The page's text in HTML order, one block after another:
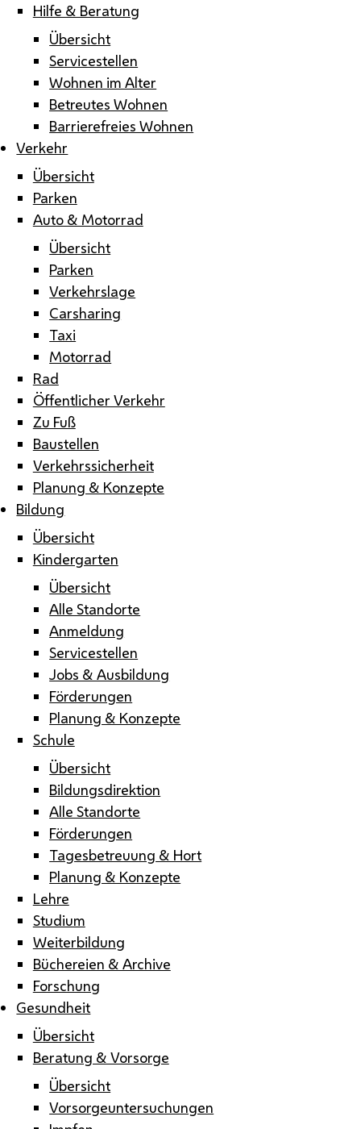
Hilfe & Beratung
Übersicht
Servicestellen
Wohnen im Alter
Betreutes Wohnen
Barrierefreies Wohnen
Verkehr
Übersicht
Parken
Auto & Motorrad
Übersicht
Parken
Verkehrslage
Carsharing
Taxi
Motorrad
Rad
Öffentlicher Verkehr
Zu Fuß
Baustellen
Verkehrssicherheit
Planung & Konzepte
Bildung
Übersicht
Kindergarten
Übersicht
Alle Standorte
Anmeldung
Servicestellen
Jobs & Ausbildung
Förderungen
Planung & Konzepte
Schule
Übersicht
Bildungsdirektion
Alle Standorte
Förderungen
Tagesbetreuung & Hort
Planung & Konzepte
Lehre
Studium
Weiterbildung
Büchereien & Archive
Forschung
Gesundheit
Übersicht
Beratung & Vorsorge
Übersicht
Vorsorgeuntersuchungen